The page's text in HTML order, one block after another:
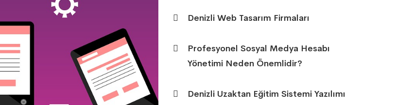
Denizli Web Tasarım Firmaları
Profesyonel Sosyal Medya Hesabı
Yönetimi Neden Önemlidir?
Denizli Uzaktan Eğitim Sistemi Yazılımı